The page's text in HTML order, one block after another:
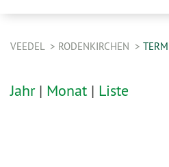
VEEDEL RODENKIRCHEN
Jahr| Monat | Liste